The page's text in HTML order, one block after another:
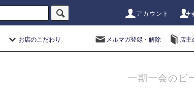
アカウント
お店のこだわり メルマガ登録・解除 店主
一期一会のビ